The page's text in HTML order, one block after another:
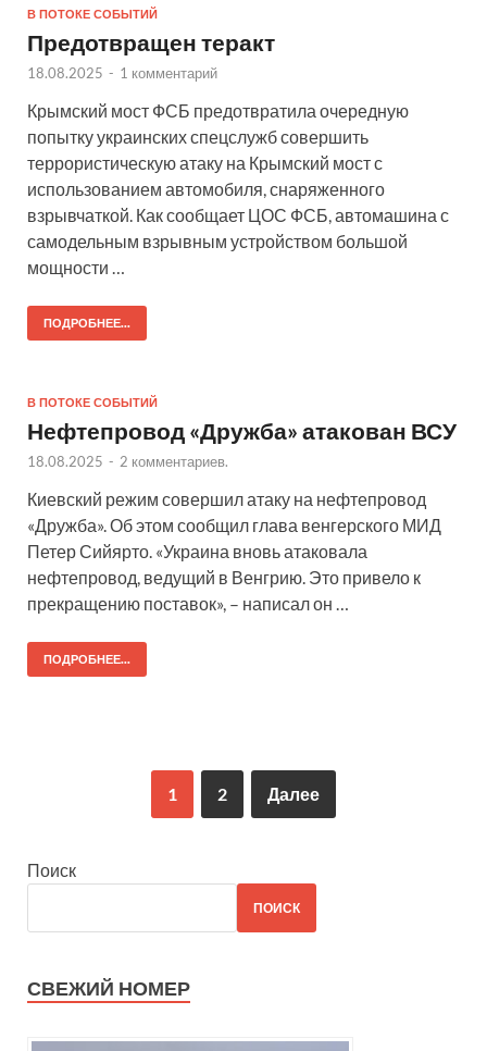
В ПОТОКЕ СОБЫТИЙ
Предотвращен теракт
18.08.2025 - 1 комментарий
Крымский мост ФСБ предотвратила очередную
попытку украинских спецслужб совершить
террористическую атаку на Крымский мост с
использованием автомобиля, снаряженного
взрывчаткой. Как сообщает ЦОС ФСБ, автомашина с
самодельным взрывным устройством большой
мощности …
ПОДРОБНЕЕ...
В ПОТОКЕ СОБЫТИЙ
Нефтепровод «Дружба» атакован ВСУ
18.08.2025 - 2 комментариев.
Киевский режим совершил атаку на нефтепровод
«Дружба». Об этом сообщил глава венгерского МИД
Петер Сийярто. «Украина вновь атаковала
нефтепровод, ведущий в Венгрию. Это привело к
прекращению поставок», – написал он …
ПОДРОБНЕЕ...
1 2 Далее
Поиск
ПОИСК
СВЕЖИЙ НОМЕР